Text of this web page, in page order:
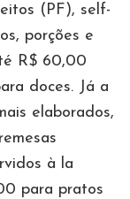
(PF), self-
porções e
R$ 60,00
doces. Já a
elaborados,
à la
para pratos